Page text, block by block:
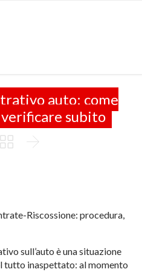
auto: come
subito
 
Riscossione: procedura,
sull’auto è una situazione
tutto inaspettato: al momento